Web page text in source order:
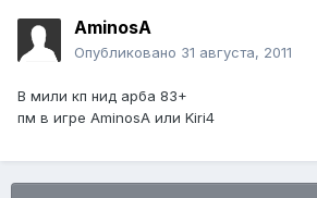
AminosA
Опубликовано 31 августа, 2011
В мили кп нид арба 83+
пм в игре AminosA или Kiri4